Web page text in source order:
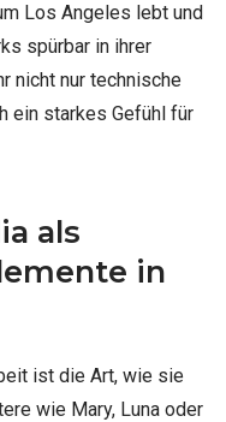
Los Angeles lebt und
spürbar in ihrer
nicht nur technische
ein starkes Gefühl für
als
in
ist die Art, wie sie
wie Mary, Luna oder